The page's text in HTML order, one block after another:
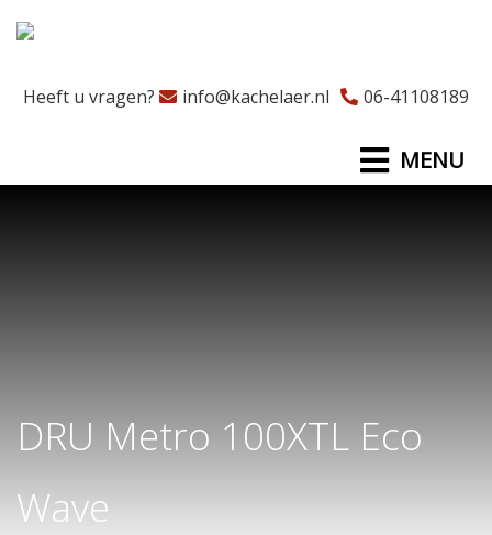
Heeft u vragen? info@kachelaer.nl 06-41108189
MENU
DRU Metro 100XTL Eco
Wave